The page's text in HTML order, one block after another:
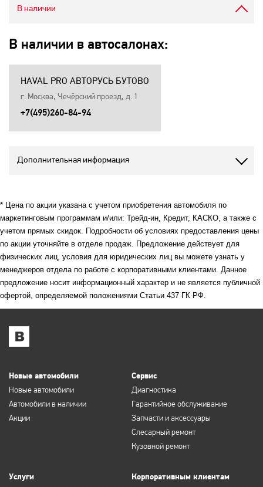
В наличии
В наличии в автосалонах:
HAVAL PRO АВТОРУСЬ БУТОВО
г. Москва, Чечёрский проезд, д. 1
+7(495)260-84-94
Дополнительная информация
* Цена по акции указана с учетом приобретения автомобиля по
маркетинговым программам и/или: Трейд-ин, Кредит, КАСКО, а также с
учетом прямых скидок. Подробности об условиях предоставления цены
по акции уточняйте в отделе продаж. Предложение действует для
физических лиц, условия для юридических лиц вы можете узнать у
менеджеров отдела по работе с корпоративными клиентами. Данное
предложение носит информационный характер и не является публичной
офертой, определяемой положениями Статьи 437 ГК РФ.
Новые автомобили
Новые автомобили
Автомобили в наличии
Акции
Сервис
Диагностика
Гарантийное обслуживание
Запчасти и аксессуары
Слесарный ремонт
Кузовной ремонт
Услуги Корпоративным клиентам